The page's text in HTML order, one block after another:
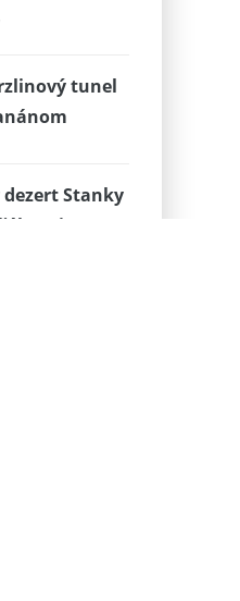
tunel
dezert Stanky